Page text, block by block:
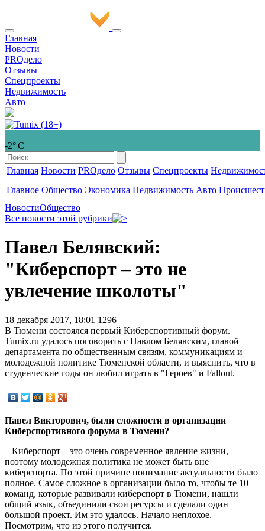
Главная
Новости
PROдело
Отзывы
Спецпроекты
Недвижимость
Авто
-2° С
Главная Новости PROдело Отзывы Спецпроекты
Главное Общество Экономика Недвижимость Авто
НовостиОбщество
Все новости этой рубрики
Павел Белявский:
"Киберспорт – это не
увлечение школоты"
18 декабря 2017, 18:01 1296
В Тюмени состоялся первый Киберспортивный форум.
Tumix.ru удалось поговорить с Павлом Белявским, главой
департамента по общественным связям, коммуникациям и
молодежной политике Тюменской области, и выяснить, что в
студенческие годы он любил играть в "Героев" и Fallout.
Павел Викторович, были сложности в организации
Киберспортивного форума в Тюмени?
– Киберспорт – это очень современное явление жизни,
поэтому молодежная политика не может быть вне
киберспорта. По этой причине понимание актуальности было
полное. Самое сложное в организации было то, чтобы те 10
команд, которые развивали киберспорт в Тюмени, нашли
общий язык, объединили свои ресурсы и сделали один
большой проект. Им это удалось. Начало неплохое.
Посмотрим, что из этого получится.